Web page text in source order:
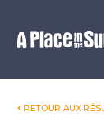
RETOUR AUX